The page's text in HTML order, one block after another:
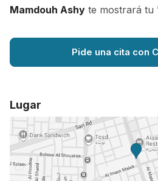
Mamdouh Ashy te mostrará tu
Pide una cita con
Lugar